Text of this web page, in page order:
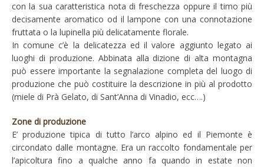
con la sua caratteristica nota di freschezza oppure il timo più
decisamente aromatico od il lampone con una connotazione
fruttata o la lupinella più delicatamente florale.
In comune c’è la delicatezza ed il valore aggiunto legato ai
luoghi di produzione. Abbinata alla dizione di alta montagna
può essere importante la segnalazione completa del luogo di
produzione che può costituire la descrizione in più al prodotto
(miele di Prà Gelato, di Sant’Anna di Vinadio, ecc….)
Zone di produzione
E’ produzione tipica di tutto l’arco alpino ed il Piemonte è
circondato dalle montagne. Era un raccolto fondamentale per
l’apicoltura fino a qualche anno fa quando in estate non